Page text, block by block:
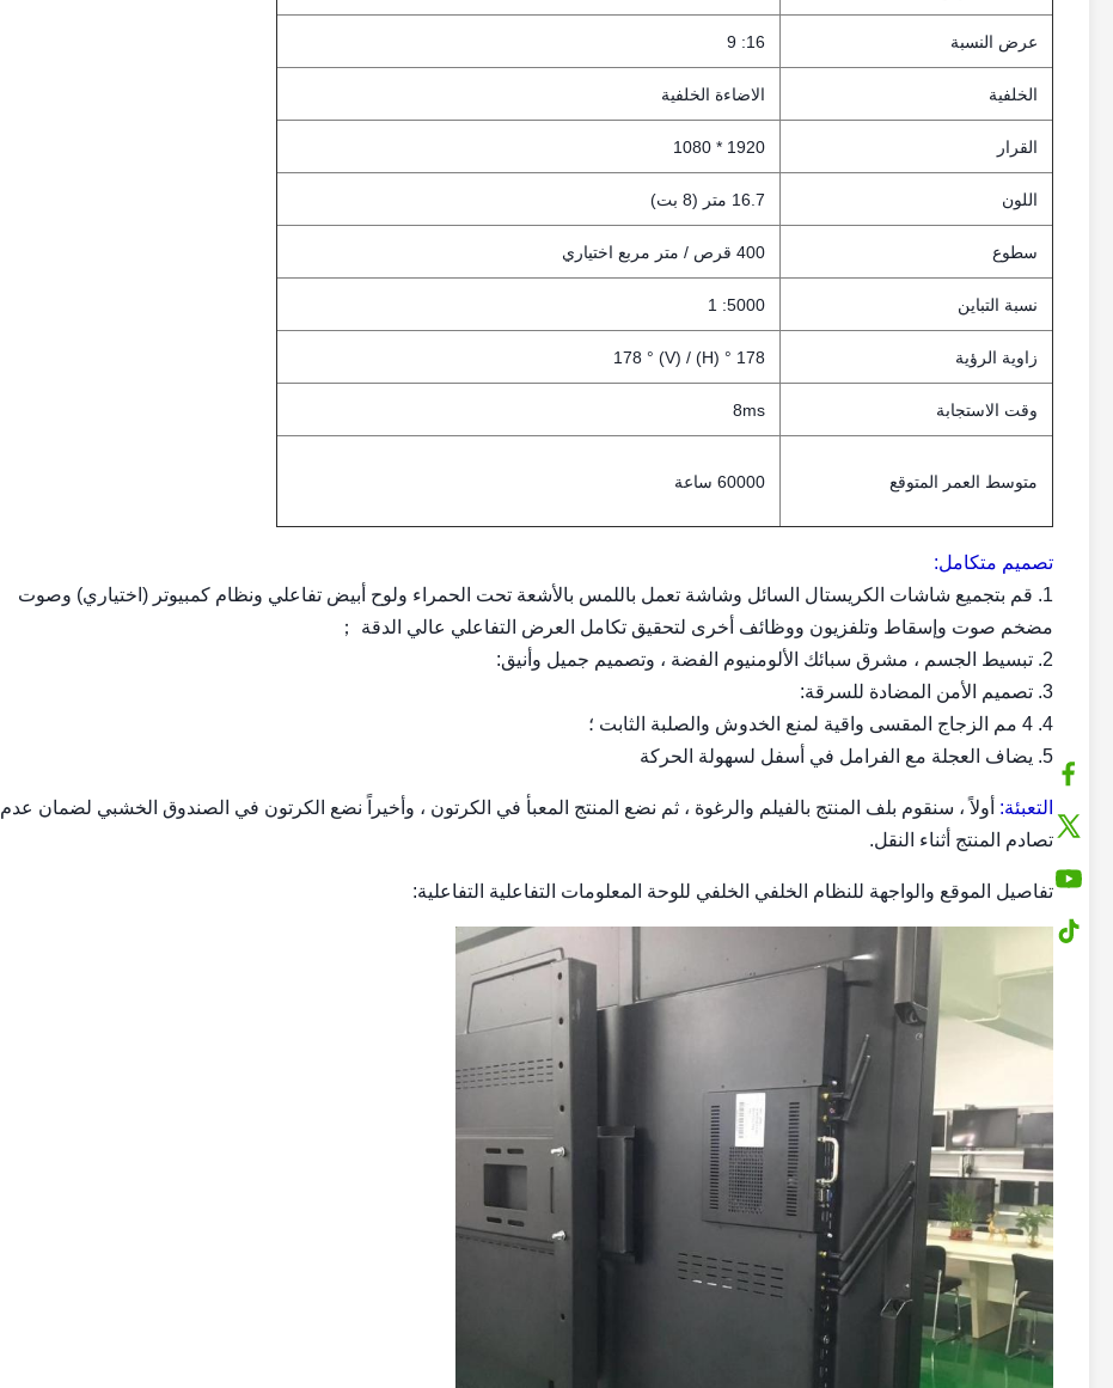
عرض النسبة 16: 9
الخلفية الاضاءة الخلفية
القرار 1920 * 1080
اللون 16.7 متر (8 بت)
سطوع 400 قرص / متر مربع اختياري
نسبة التباين 5000: 1
زاوية الرؤية 178 ° (H) / 178 ° (V)
وقت الاستجابة 8ms
متوسط ​​العمر المتوقع 60000 ساعة
تصميم متكامل:
1. قم بتجميع شاشات الكريستال السائل وشاشة تعمل باللمس بالأشعة تحت الحمراء ولوح أبيض تفاعلي ونظام كمبيوتر (اختياري) وصوت
مضخم صوت وإسقاط وتلفزيون ووظائف أخرى لتحقيق تكامل العرض التفاعلي عالي الدقة ；
2. تبسيط الجسم ، مشرق سبائك الألومنيوم الفضة ، وتصميم جميل وأنيق:
3. تصميم الأمن المضادة للسرقة:
4. 4 مم الزجاج المقسى واقية لمنع الخدوش والصلبة الثابت ؛
5. يضاف العجلة مع الفرامل في أسفل لسهولة الحركة
التعبئة: أولاً ، سنقوم بلف المنتج بالفيلم والرغوة ، ثم نضع المنتج المعبأ في الكرتون ، وأخيراً نضع الكرتون في الصندوق الخشبي لضمان عدم
تصادم المنتج أثناء النقل.
تفاصيل الموقع والواجهة للنظام الخلفي الخلفي للوحة المعلومات التفاعلية التفاعلية: